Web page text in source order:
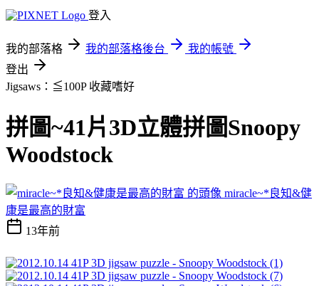
登入
我的部落格 我的部落格後台
我的帳號
登出
Jigsaws：≦100P 收藏嗜好
拼圖~41片3D立體拼圖Snoopy
Woodstock
miracle~*良知&健
康是最高的財富
13年前